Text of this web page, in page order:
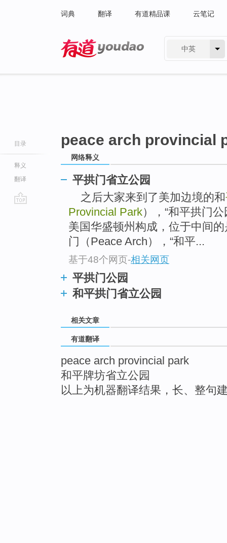
词典 翻译 有道精品课 云笔记
中英
目录
释义
翻译
peace arch provincial
网络释义
平拱门省立公园
之后大家来到了美加边境的和
Provincial Park），“和平拱门
美国华盛顿州构成，位于中间
门（Peace Arch），“和平...
基于48个网页-相关网页
平拱门公园
和平拱门省立公园
相关文章
有道翻译
peace arch provincial park
和平牌坊省立公园
以上为机器翻译结果，长、整句